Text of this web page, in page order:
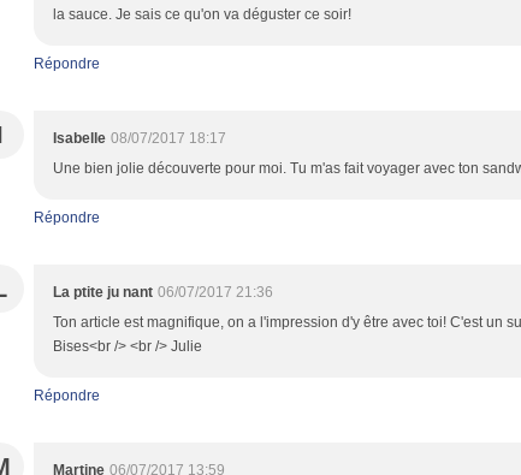
la sauce. Je sais ce qu'on va déguster ce soir!
Répondre
Isabelle 08/07/2017 18:17
Une bien jolie découverte pour moi. Tu m'as fait voyager avec ton
Répondre
La ptite ju nant 06/07/2017 21:36
Ton article est magnifique, on a l'impression d'y être avec toi! C'est un
Bises<br /> <br /> Julie
Répondre
Martine 06/07/2017 13:59